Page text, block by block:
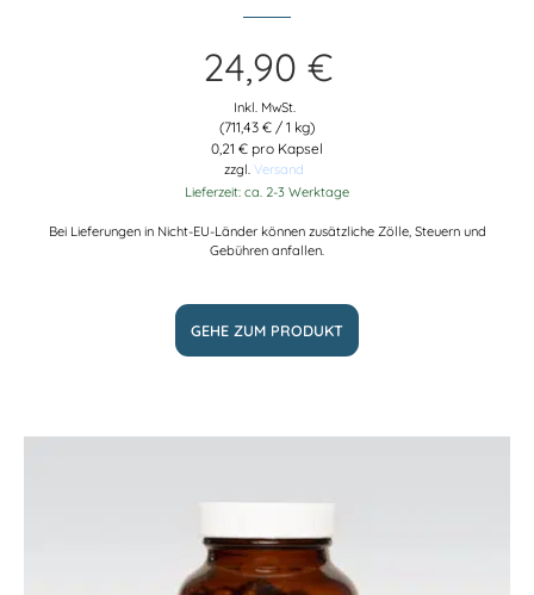
24,90 €
Inkl. MwSt.
(711,43 € / 1 kg)
0,21 € pro Kapsel
zzgl. Versand
Lieferzeit: ca. 2-3 Werktage
Bei Lieferungen in Nicht-EU-Länder können zusätzliche Zölle, Steuern und
Gebühren anfallen.
GEHE ZUM PRODUKT